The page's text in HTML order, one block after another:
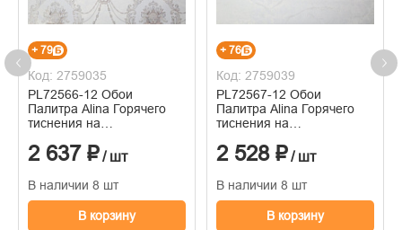
+ 79
Код: 2759035
PL72566-12 Обои
Палитра Alina Горячего
тиснения на
1.06м x 10.05
2 637 ₽/ шт
В наличии 8 шт
В корзину
+ 76
Код: 2759039
PL72567-12 Обои
Палитра Alina Горячего
тиснения на
1.06м x 10.05
2 528 ₽/ шт
В наличии 8 шт
В корзину